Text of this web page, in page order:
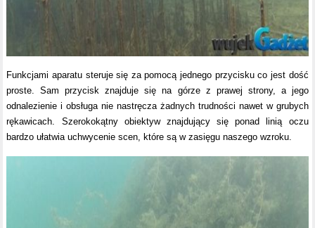
Funkcjami aparatu steruje się za pomocą jednego przycisku co jest dość
proste. Sam przycisk znajduje się na górze z prawej strony, a jego
odnalezienie i obsługa nie nastręcza żadnych trudności nawet w grubych
rękawicach. Szerokokątny obiektyw znajdujący się ponad linią oczu
bardzo ułatwia uchwycenie scen, które są w zasięgu naszego wzroku.